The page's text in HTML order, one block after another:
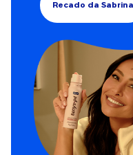
Recado da Sabrina